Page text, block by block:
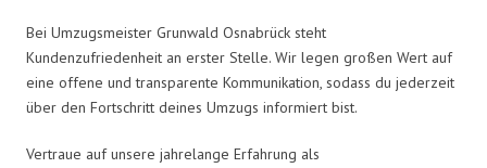
Bei Umzugsmeister Grunwald Osnabrück steht
Kundenzufriedenheit an erster Stelle. Wir legen großen Wert auf
eine offene und transparente Kommunikation, sodass du jederzeit
über den Fortschritt deines Umzugs informiert bist.
Vertraue auf unsere jahrelange Erfahrung als